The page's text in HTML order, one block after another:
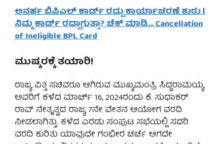
ಅನರ್ಹ ಬಿಪಿಎಲ್ ಕಾರ್ಡ್ ರದ್ದು ಕಾರ್ಯಾಚರಣೆ ಶುರು |
ನಿಮ್ಮ ಕಾರ್ಡ್ ರದ್ದಾಗುತ್ತಾ? ಚೆಕ್ ಮಾಡಿ… Cancellation
of Ineligible BPL Card
ಮುಷ್ಕರಕ್ಕೆ ತಯಾರಿ!
ರಾಜ್ಯ ವಿತ್ತ ಸಚಿವರೂ ಆಗಿರುವ ಮುಖ್ಯಮಂತ್ರಿ ಸಿದ್ದರಾಮಯ್ಯ
ಅವರಿಗೆ ಕಳೆದ ಮಾರ್ಚ್ 16, 2024ರಂದು ಕೆ. ಸುಧಾಕರ್
ರಾವ್ ನೇತೃತ್ವದ ರಾಜ್ಯ 7ನೇ ವೇತನ ಆಯೋಗ ವರದಿ
ನೀಡಲಾಗಿತ್ತು. ಕಳೆದ ಎರಡು ಸಂಪುಟ ಸಭೆಯಲ್ಲಿ ಸದರಿ
ವರದಿ ಕುರಿತು ಯಾವುದೇ ಗಂಭೀರ ಚರ್ಚೆ ಆಗದೇ